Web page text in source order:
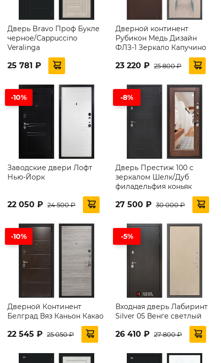
Дверь Bravo Проф Букле
черное/Cappuccino
Veralinga
25 781 ₽
Дверной континент
Рубикон Медь Дизайн
ФЛЗ-1 Зеркало Капучино
23 220 ₽ 25 800 ₽
-10%
Заводские двери Лофт
Нью‐Йорк
22 050 ₽ 24 500 ₽
-8%
Дверь Престиж 100 с
зеркалом Шелк/Дуб
филадельфия коньяк
27 500 ₽ 30 000 ₽
-10%
Дверной Континент
Белград Вяз Каньон Какао
22 545 ₽ 25 050 ₽
-5%
Входная дверь Лабиринт
Silver 05 Венге светлый
26 410 ₽ 27 800 ₽